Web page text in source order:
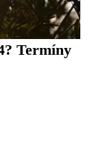
Termíny